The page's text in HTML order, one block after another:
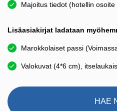
Majoitus tiedot (hotellin
Lisäasiakirjat ladataan
Marokkolaiset passi
Valokuvat (4*6 cm),
HAE